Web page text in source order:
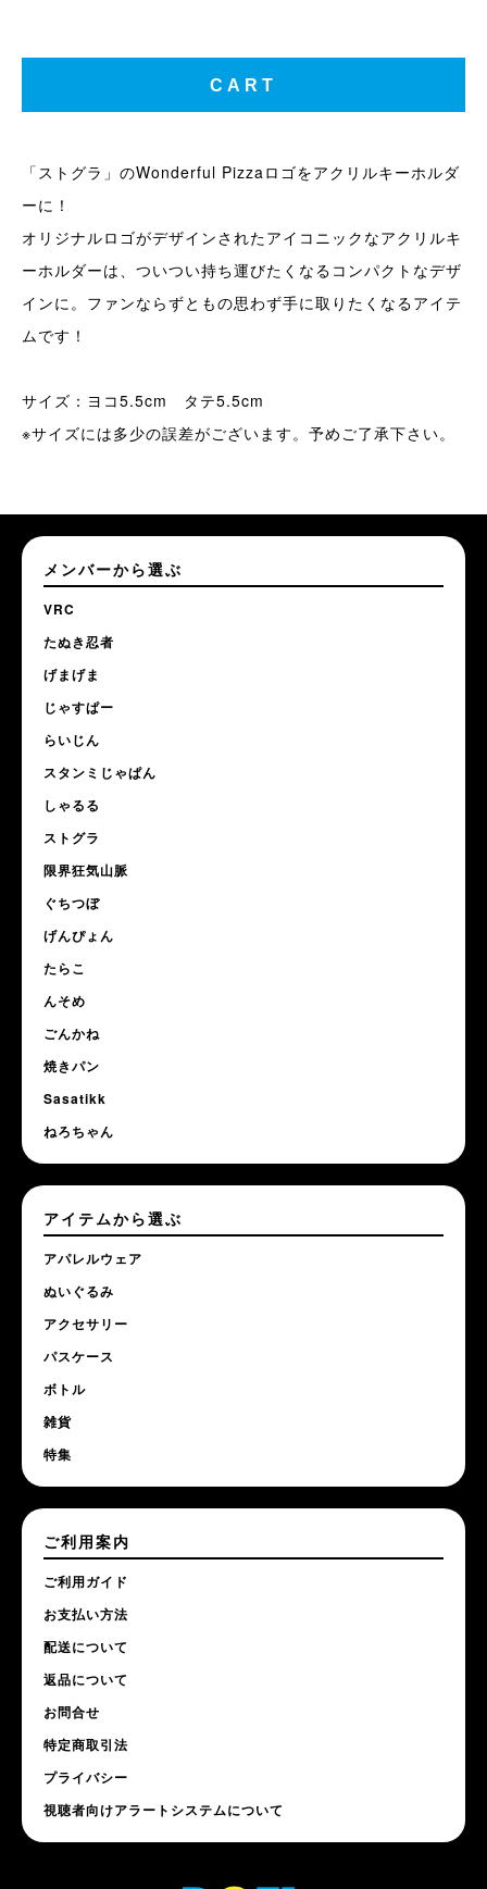
「ストグラ」のWonderful Pizzaロゴをアクリルキーホルダ
ーに！
オリジナルロゴがデザインされたアイコニックなアクリルキ
ーホルダーは、ついつい持ち運びたくなるコンパクトなデザ
インに。ファンならずともの思わず手に取りたくなるアイテ
ムです！
サイズ：ヨコ5.5cm タテ5.5cm
※サイズには多少の誤差がございます。予めご了承下さい。
メンバーから選ぶ
VRC
たぬき忍者
げまげま
じゃすぱー
らいじん
スタンミじゃぱん
しゃるる
ストグラ
限界狂気山脈
ぐちつぼ
げんぴょん
たらこ
んそめ
ごんかね
焼きパン
Sasatikk
ねろちゃん
アイテムから選ぶ
アパレルウェア
ぬいぐるみ
アクセサリー
パスケース
ボトル
雑貨
特集
ご利用案内
ご利用ガイド
お支払い方法
配送について
返品について
お問合せ
特定商取引法
プライバシー
視聴者向けアラートシステムについて